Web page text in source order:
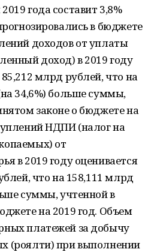
года составит 3,8%
в бюджете
доходов от уплаты
доход) в 2019 году
млрд рублей, что на
34,6%) больше суммы,
законе о бюджете на
НДПИ (налог на
от
в 2019 году оценивается
что на 158,111 млрд
суммы, учтенной в
на 2019 год. Объем
платежей за добычу
(роялти) при выполнении